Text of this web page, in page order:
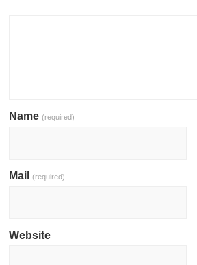
Name(required)
Mail(required)
Website